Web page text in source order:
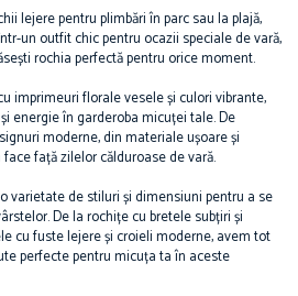
lejere pentru plimbări în parc sau la plajă,
un outfit chic pentru ocazii speciale de vară,
rochia perfectă pentru orice moment.
imprimeuri florale vesele și culori vibrante,
energie în garderoba micuței tale. De
moderne, din materiale ușoare și
față zilelor călduroase de vară.
varietate de stiluri și dimensiuni pentru a se
De la rochițe cu bretele subțiri și
cu fuste lejere și croieli moderne, avem tot
perfecte pentru micuța ta în aceste